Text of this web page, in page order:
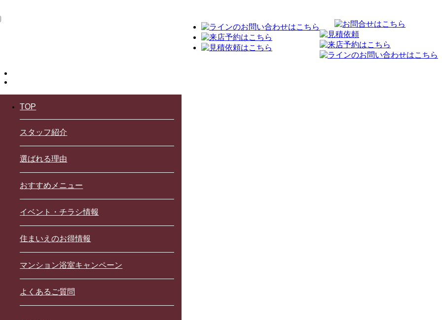
TOP
スタッフ紹介
選ばれる理由
おすすめメニュー
イベント・チラシ情報
住まいえのお得情報
マンション浴室キャンペーン
よくあるご質問